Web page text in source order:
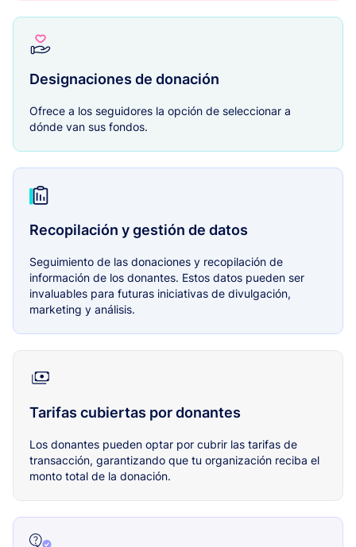
Designaciones de donación
Ofrece a los seguidores la opción de seleccionar a
dónde van sus fondos.
Recopilación y gestión de datos
Seguimiento de las donaciones y recopilación de
información de los donantes. Estos datos pueden ser
invaluables para futuras iniciativas de divulgación,
marketing y análisis.
Tarifas cubiertas por donantes
Los donantes pueden optar por cubrir las tarifas de
transacción, garantizando que tu organización reciba el
monto total de la donación.